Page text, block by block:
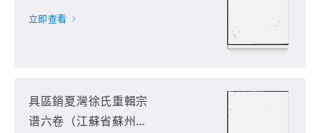
市）第4册
立即查看
具區銷夏灣徐氏重輯宗
谱六卷（江蘇省蘇州